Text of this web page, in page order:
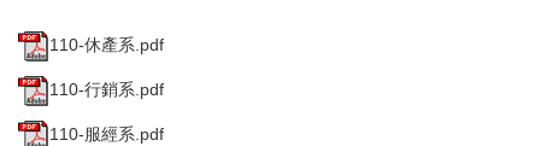
110-休產系.pdf
110-行銷系.pdf
110-服經系.pdf